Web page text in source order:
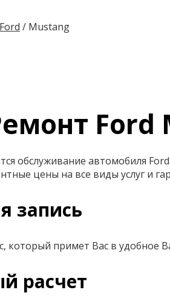
Ford / Mustang
Ford
обслуживание автомобиля
цены на все виды услуг и
запись
который примет Вас в удобное
расчет